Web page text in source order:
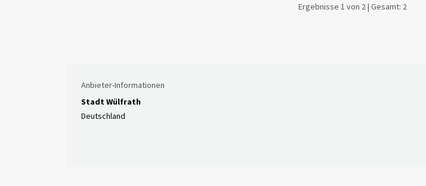
Ergebnisse 1 von 2 | Gesamt: 2
Anbieter-Informationen
Stadt Wülfrath
Deutschland